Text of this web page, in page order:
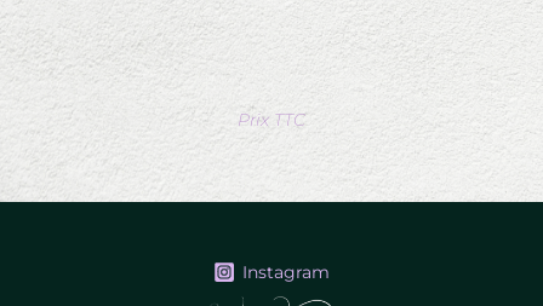
Prix TTC
Instagram